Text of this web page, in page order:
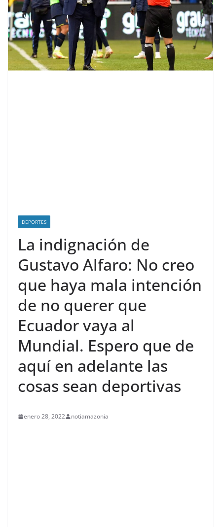
DEPORTES
La indignación de
Gustavo Alfaro: No creo
que haya mala intención
de no querer que
Ecuador vaya al
Mundial. Espero que de
aquí en adelante las
cosas sean deportivas
enero 28, 2022 notiamazonia